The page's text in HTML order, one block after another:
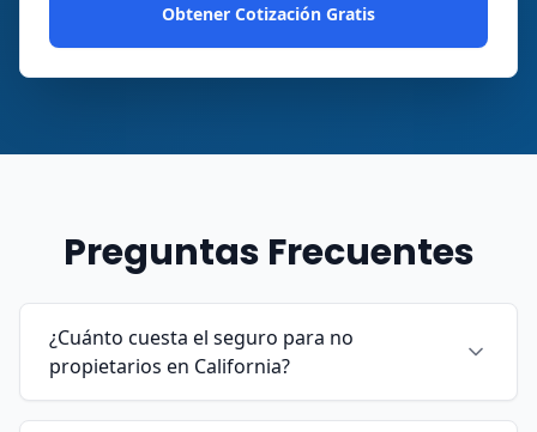
Obtener Cotización Gratis
Preguntas Frecuentes
¿Cuánto cuesta el seguro para no
propietarios en California?